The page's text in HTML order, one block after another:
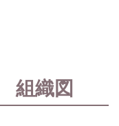
組織図